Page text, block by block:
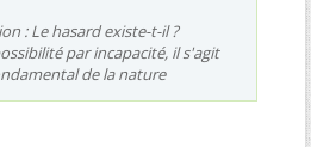
: Le hasard existe-t-il ?
par incapacité, il s'agit
de la nature